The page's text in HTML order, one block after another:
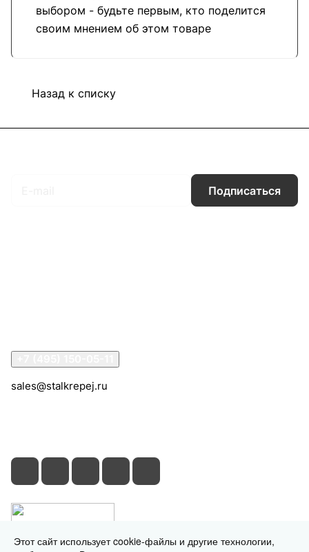
выбором - будьте первым, кто поделится
своим мнением об этом товаре
Назад к списку
Подписаться
sales@stalkrepej.ru
Этот сайт использует cookie-файлы и другие технологии,